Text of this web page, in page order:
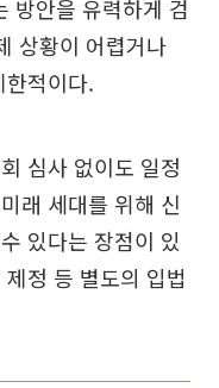
방안을 유력하게 검
상황이 어렵거나
적이다.
심사 없이도 일정
래 세대를 위해 신
있다는 장점이 있
정 등 별도의 입법